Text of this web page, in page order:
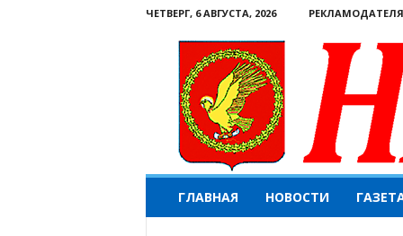
ЧЕТВЕРГ, 6 АВГУСТА, 2026
ш
ГЛАВНАЯ НОВОСТИ